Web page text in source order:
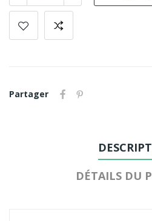
Partager
DÉTAILS DU